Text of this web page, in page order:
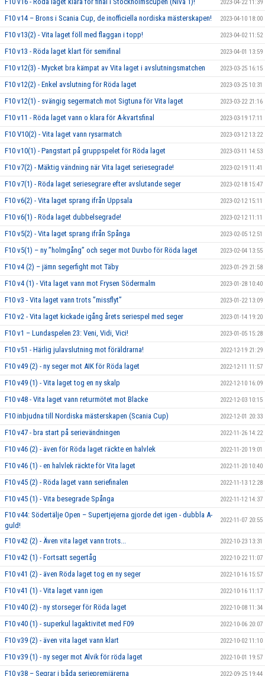
2023-04-22 11:39
F10 v14 – Brons i Scania Cup, de inofficiella nordiska mästerskapen! 2023-04-10 18:00
F10 v13(2) - Vita laget föll med flaggan i topp! 2023-04-02 11:52
F10 v13 - Röda laget klart för semifinal 2023-04-01 13:59
F10 v12(3) - Mycket bra kämpat av Vita laget i avslutningsmatchen 2023-03-25 16:15
F10 v12(2) - Enkel avslutning för Röda laget 2023-03-25 10:31
F10 v12(1) - svängig segermatch mot Sigtuna för Vita laget 2023-03-22 21:16
F10 v11 - Röda laget vann o klara för A-kvartsfinal 2023-03-19 17:11
F10 V10(2) - Vita laget vann rysarmatch 2023-03-12 13:22
F10 v10(1) - Pangstart på gruppspelet för Röda laget 2023-03-11 14:53
F10 v7(2) - Mäktig vändning när Vita laget seriesegrade! 2023-02-19 11:41
F10 v7(1) - Röda laget seriesegrare efter avslutande seger 2023-02-18 15:47
F10 v6(2) - Vita laget sprang ifrån Uppsala 2023-02-12 15:11
F10 v6(1) - Röda laget dubbelsegrade! 2023-02-12 11:11
F10 v5(2) - Vita laget sprang ifrån Spånga 2023-02-05 12:51
F10 v5(1) – ny ”holmgång” och seger mot Duvbo för Röda laget 2023-02-04 13:55
F10 v4 (2) – jämn segerfight mot Täby 2023-01-29 21:58
F10 v4 (1) - Vita laget vann mot Frysen Södermalm 2023-01-28 10:40
F10 v3 - Vita laget vann trots ”missflyt” 2023-01-22 13:09
F10 v2 - Vita laget kickade igång årets seriespel med seger 2023-01-14 19:20
F10 v1 – Lundaspelen 23: Veni, Vidi, Vici! 2023-01-05 15:28
F10 v51 - Härlig julavslutning mot föräldrarna! 2022-12-19 21:29
F10 v49 (2) - ny seger mot AIK för Röda laget 2022-12-11 11:57
F10 v49 (1) - Vita laget tog en ny skalp 2022-12-10 16:09
F10 v48 - Vita laget vann returmötet mot Blacke 2022-12-03 10:15
F10 inbjudna till Nordiska mästerskapen (Scania Cup) 2022-12-01 20:33
F10 v47 - bra start på serievändningen 2022-11-26 14:22
F10 v46 (2) - även för Röda laget räckte en halvlek 2022-11-20 19:01
F10 v46 (1) - en halvlek räckte för Vita laget 2022-11-20 10:40
F10 v45 (2) - Röda laget vann seriefinalen 2022-11-13 12:28
F10 v45 (1) - Vita besegrade Spånga 2022-11-12 14:37
F10 v44: Södertälje Open – Supertjejerna gjorde det igen - dubbla A-
guld!
2022-11-07 20:55
F10 v42 (2) - Även vita laget vann trots... 2022-10-23 13:31
F10 v42 (1) - Fortsatt segertåg 2022-10-22 11:07
F10 v41 (2) - även Röda laget tog en ny seger 2022-10-16 15:57
F10 v41 (1) - Vita laget vann igen 2022-10-16 11:17
F10 v40 (2) - ny storseger för Röda laget 2022-10-08 11:34
F10 v40 (1) - superkul lagaktivitet med F09 2022-10-06 20:07
F10 v39 (2) - även vita laget vann klart 2022-10-02 11:10
F10 v39 (1) - ny seger mot Alvik för röda laget 2022-10-01 19:57
F10 v38 – Segrar i båda seriepremiärerna 2022-09-25 19:44